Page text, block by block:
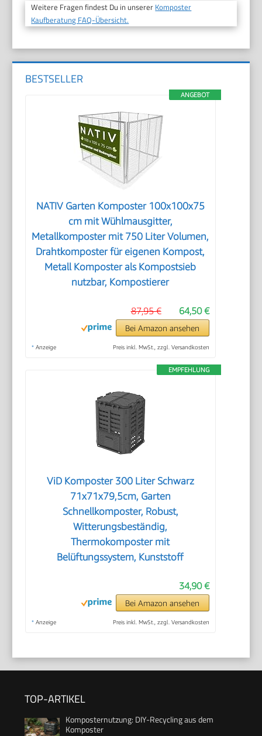
Weitere Fragen findest Du in unserer Komposter
Kaufberatung FAQ-Übersicht.
BESTSELLER
ANGEBOT
NATIV Garten Komposter 100x100x75
cm mit Wühlmausgitter,
Metallkomposter mit 750 Liter Volumen,
Drahtkomposter für eigenen Kompost,
Metall Komposter als Kompostsieb
nutzbar, Kompostierer
64,50 €
87,95 €
Bei Amazon ansehen
* Anzeige Preis inkl. MwSt., zzgl. Versandkosten
EMPFEHLUNG
ViD Komposter 300 Liter Schwarz
71x71x79,5cm, Garten
Schnellkomposter, Robust,
Witterungsbeständig,
Thermokomposter mit
Belüftungssystem, Kunststoff
34,90 €
Bei Amazon ansehen
* Anzeige Preis inkl. MwSt., zzgl. Versandkosten
TOP-ARTIKEL
Komposternutzung: DIY-Recycling aus dem
Komposter